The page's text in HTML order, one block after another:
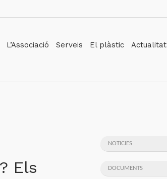
L’Associació Serveis El plàstic Actualitat
Els
NOTICIES
DOCUMENTS